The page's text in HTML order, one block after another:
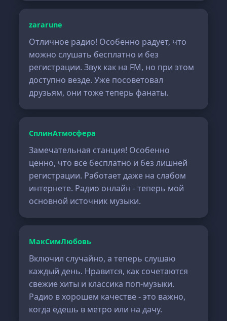
zararune
Отличное радио! Особенно радует, что
можно слушать бесплатно и без
регистрации. Звук как на FM, но при этом
доступно везде. Уже посоветовал
друзьям, они тоже теперь фанаты.
СплинАтмосфера
Замечательная станция! Особенно
ценно, что всё бесплатно и без лишней
регистрации. Работает даже на слабом
интернете. Радио онлайн - теперь мой
основной источник музыки.
МакСимЛюбовь
Включил случайно, а теперь слушаю
каждый день. Нравится, как сочетаются
свежие хиты и классика поп-музыки.
Радио в хорошем качестве - это важно,
когда едешь в метро или на дачу.